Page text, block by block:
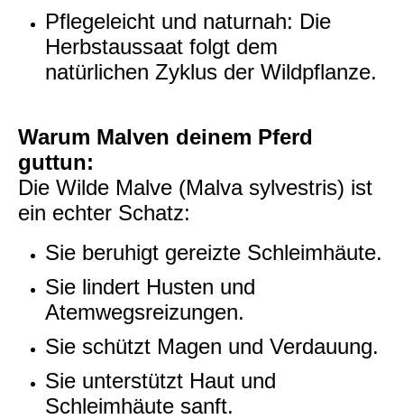
Pflegeleicht und naturnah: Die
Herbstaussaat folgt dem
natürlichen Zyklus der Wildpflanze.
Warum Malven deinem Pferd
guttun:
Die Wilde Malve (Malva sylvestris) ist
ein echter Schatz:
Sie beruhigt gereizte Schleimhäute.
Sie lindert Husten und
Atemwegsreizungen.
Sie schützt Magen und Verdauung.
Sie unterstützt Haut und
Schleimhäute sanft.